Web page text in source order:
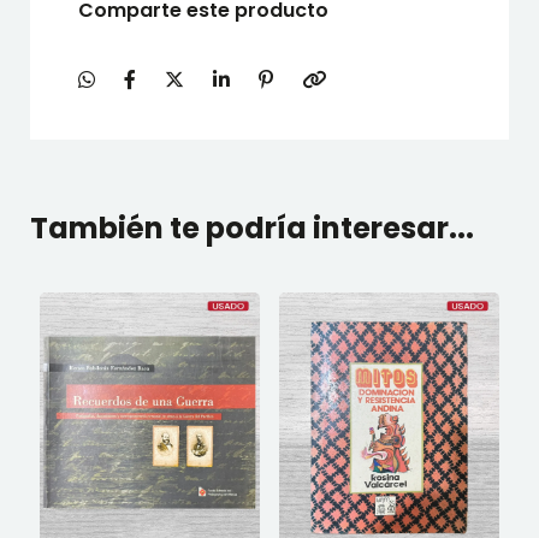
Comparte este producto
También te podría interesar...